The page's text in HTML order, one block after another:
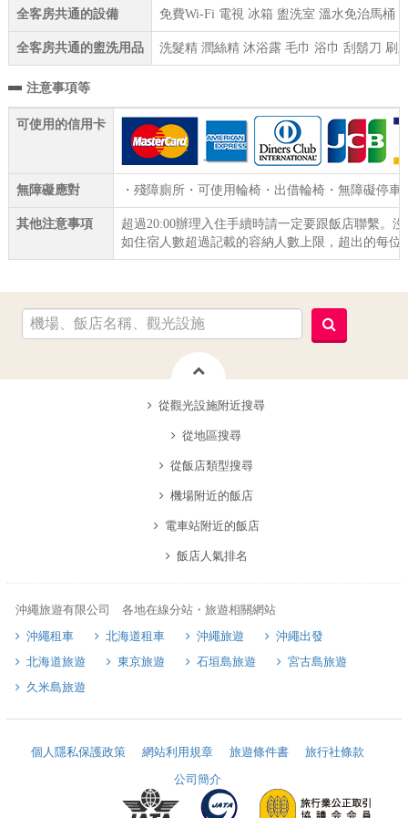
全客房共通的設備 免費Wi-Fi 電視 冰箱 盥洗室 溫水免治馬桶
全客房共通的盥洗用品 洗髮精 潤絲精 沐浴露 毛巾 浴巾 刮鬍刀 刷
注意事項等
可使用的信用卡
無障礙應對 ・殘障廁所・可使用輪椅・出借輪椅・無障礙停
其他注意事項
超過20:00辦理入住手續時請一定要跟飯店聯繫。
如住宿人數超過記載的容納人數上限，超出的每位
從觀光設施附近搜尋
從地區搜尋
從飯店類型搜尋
機場附近的飯店
電車站附近的飯店
飯店人氣排名
沖繩旅遊有限公司 各地在線分站・旅遊相關網站
沖繩租車
北海道租車 沖繩旅遊
沖繩出發
北海道旅遊
東京旅遊 石垣島旅遊
宮古島旅遊
久米島旅遊
個人隱私保護政策 網站利用規章 旅遊條件書
旅行社條款
公司簡介